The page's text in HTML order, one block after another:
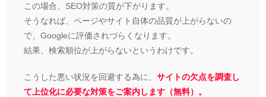
この場合、SEO対策の質が下がります。
そうなれば、ページやサイト自体の品質が上がらないの
で、Googleに評価されづらくなります。
結果、検索順位が上がらないというわけです。
こうした悪い状況を回避する為に、 サイトの欠点を調査し
て上位化に必要な対策をご案内します（無料）。